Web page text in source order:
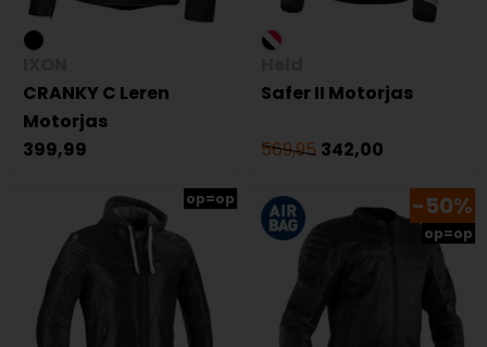
CRANKY C Leren
Motorjas
399,99
Safer II Motorjas
569,95 342,00
op=op -50%
op=op